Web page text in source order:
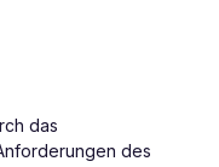
das
des